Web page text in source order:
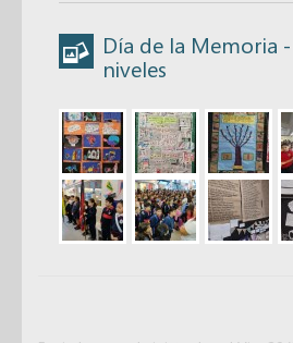
Día de la Memoria
niveles